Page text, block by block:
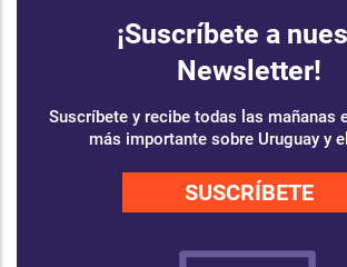
¡Suscríbete a
Newsletter!
Suscríbete y recibe todas las mañanas
más importante sobre Uruguay y
SUSCRÍBETE